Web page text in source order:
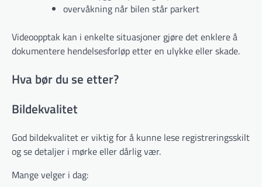
overvåkning når bilen står parkert
Videoopptak kan i enkelte situasjoner gjøre det enklere å
dokumentere hendelsesforløp etter en ulykke eller skade.
Hva bør du se etter?
Bildekvalitet
God bildekvalitet er viktig for å kunne lese registreringsskilt
og se detaljer i mørke eller dårlig vær.
Mange velger i dag: